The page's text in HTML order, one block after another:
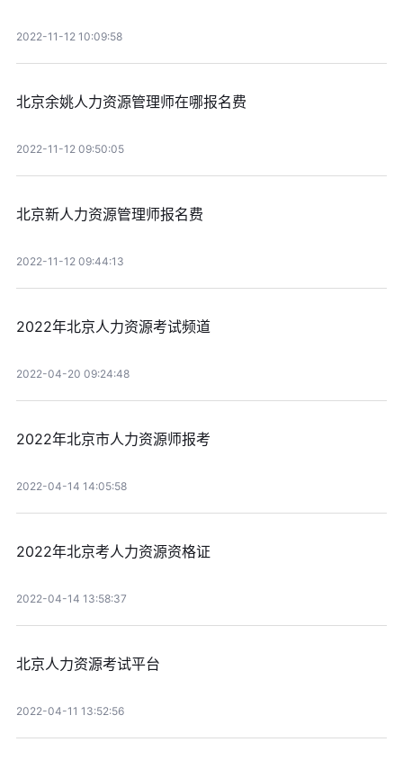
2022-11-12 10:09:58
北京余姚人力资源管理师在哪报名费
2022-11-12 09:50:05
北京新人力资源管理师报名费
2022-11-12 09:44:13
2022年北京人力资源考试频道
2022-04-20 09:24:48
2022年北京市人力资源师报考
2022-04-14 14:05:58
2022年北京考人力资源资格证
2022-04-14 13:58:37
北京人力资源考试平台
2022-04-11 13:52:56